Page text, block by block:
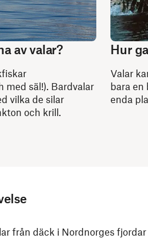
av valar?
med säl!). Bardvalar
vilka de silar
och krill.
Hur
Valar
bara en
enda
från däck i Nordnorges fjordar